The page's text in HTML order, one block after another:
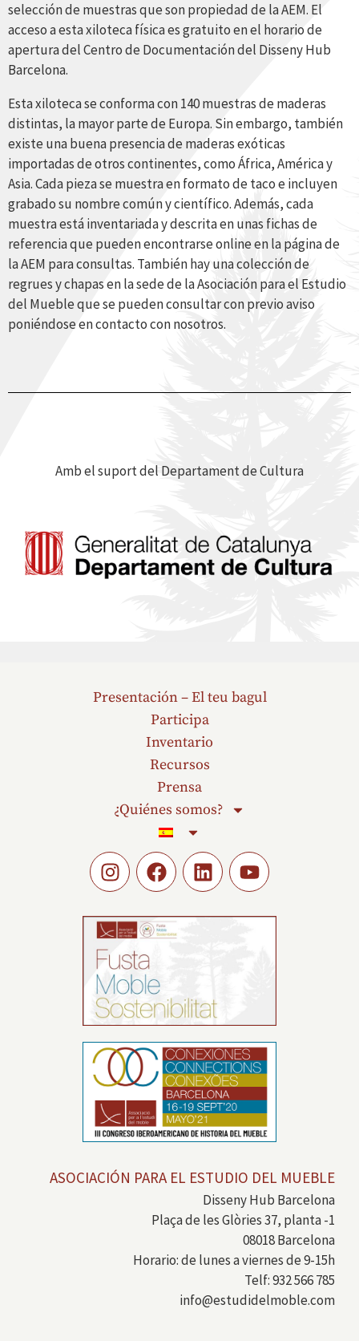
selección de muestras que son propiedad de la AEM. El
acceso a esta xiloteca física es gratuito en el horario de
apertura del Centro de Documentación del Disseny Hub
Barcelona.
Esta xiloteca se conforma con 140 muestras de maderas
distintas, la mayor parte de Europa. Sin embargo, también
existe una buena presencia de maderas exóticas
importadas de otros continentes, como África, América y
Asia. Cada pieza se muestra en formato de taco e incluyen
grabado su nombre común y científico. Además, cada
muestra está inventariada y descrita en unas fichas de
referencia que pueden encontrarse online en la página de
la AEM para consultas. También hay una colección de
regrues y chapas en la sede de la Asociación para el Estudio
del Mueble que se pueden consultar con previo aviso
poniéndose en contacto con nosotros.
Amb el suport del Departament de Cultura
Presentación – El teu bagul
Participa
Inventario
Recursos
Prensa
¿Quiénes somos?
ASOCIACIÓN PARA EL ESTUDIO DEL MUEBLE
Disseny Hub Barcelona
Plaça de les Glòries 37, planta -1
08018 Barcelona
Horario: de lunes a viernes de 9-15h
Telf: 932 566 785
info@estudidelmoble.com